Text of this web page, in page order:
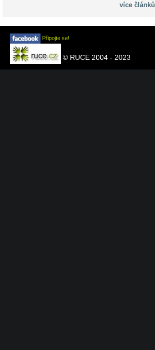
více článků
Připojte se!
© RUCE 2004 - 2023